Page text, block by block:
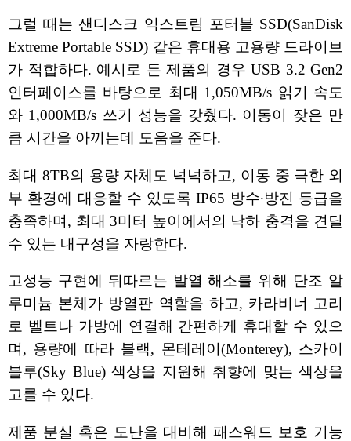
그럴 때는 샌디스크 익스트림 포터블 SSD(SanDisk
Extreme Portable SSD) 같은 휴대용 고용량 드라이브
가 적합하다. 예시로 든 제품의 경우 USB 3.2 Gen2
인터페이스를 바탕으로 최대 1,050MB/s 읽기 속도
와 1,000MB/s 쓰기 성능을 갖췄다. 이동이 잦은 만
큼 시간을 아끼는데 도움을 준다.
최대 8TB의 용량 자체도 넉넉하고, 이동 중 극한 외
부 환경에 대응할 수 있도록 IP65 방수∙방진 등급을
충족하며, 최대 3미터 높이에서의 낙하 충격을 견딜
수 있는 내구성을 자랑한다.
고성능 구현에 뒤따르는 발열 해소를 위해 단조 알
루미늄 본체가 방열판 역할을 하고, 카라비너 고리
로 벨트나 가방에 연결해 간편하게 휴대할 수 있으
며, 용량에 따라 블랙, 몬테레이(Monterey), 스카이
블루(Sky Blue) 색상을 지원해 취향에 맞는 색상을
고를 수 있다.
제품 분실 혹은 도난을 대비해 패스워드 보호 기능